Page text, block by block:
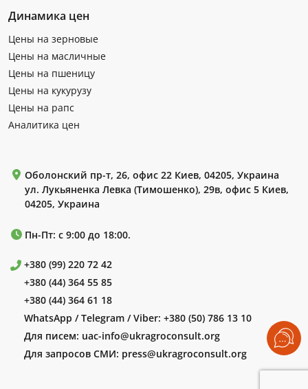
Динамика цен
Цены на зерновые
Цены на масличные
Цены на пшеницу
Цены на кукурузу
Цены на рапс
Аналитика цен
Оболонский пр-т, 26, офис 22 Киев, 04205, Украина
ул. Лукьяненка Левка (Тимошенко), 29в, офис 5 Киев,
04205, Украина
Пн-Пт: с 9:00 до 18:00.
+380 (99) 220 72 42
+380 (44) 364 55 85
+380 (44) 364 61 18
WhatsApp / Telegram / Viber: +380 (50) 786 13 10
Для писем: uac-info@ukragroconsult.org
Для запросов СМИ: press@ukragroconsult.org